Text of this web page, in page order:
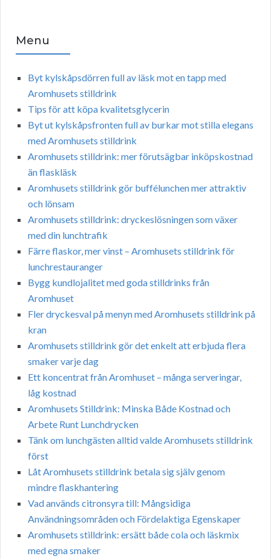
Menu
Byt kylskåpsdörren full av läsk mot en tapp med
Aromhusets stilldrink
Tips för att köpa kvalitetsglycerin
Byt ut kylskåpsfronten full av burkar mot stilla elegans
med Aromhusets stilldrink
Aromhusets stilldrink: mer förutsägbar inköpskostnad
än flaskläsk
Aromhusets stilldrink gör buffélunchen mer attraktiv
och lönsam
Aromhusets stilldrink: dryckeslösningen som växer
med din lunchtrafik
Färre flaskor, mer vinst – Aromhusets stilldrink för
lunchrestauranger
Bygg kundlojalitet med goda stilldrinks från
Aromhuset
Fler dryckesval på menyn med Aromhusets stilldrink på
kran
Aromhusets stilldrink gör det enkelt att erbjuda flera
smaker varje dag
Ett koncentrat från Aromhuset – många serveringar,
låg kostnad
Aromhusets Stilldrink: Minska Både Kostnad och
Arbete Runt Lunchdrycken
Tänk om lunchgästen alltid valde Aromhusets stilldrink
först
Låt Aromhusets stilldrink betala sig själv genom
mindre flaskhantering
Vad används citronsyra till: Mångsidiga
Användningsområden och Fördelaktiga Egenskaper
Aromhusets stilldrink: ersätt både cola och läskmix
med egna smaker